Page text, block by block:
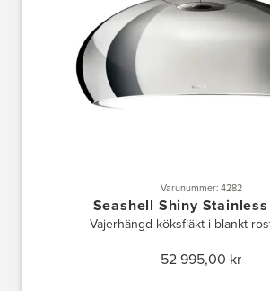
Varunummer: 4282
Seashell Shiny
Vajerhängd köksfläkt i blankt
52 995,00 kr